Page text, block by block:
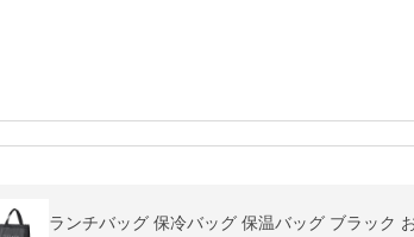
ランチバッグ 保冷バッグ 保温バッグ ブラック